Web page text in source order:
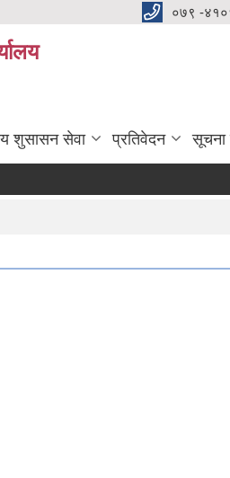
०७९ -
शुसासन सेवा प्रतिवेदन सूचना